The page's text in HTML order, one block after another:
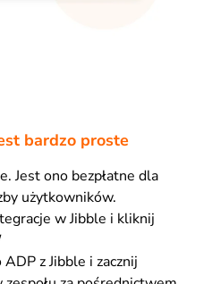
bardzo proste
Jest ono bezpłatne dla
użytkowników.
w Jibble i kliknij
z Jibble i zacznij